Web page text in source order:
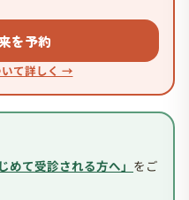
を予約
て詳しく →
めて受診される方へ」 をご